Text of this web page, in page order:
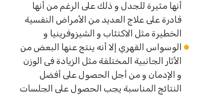
أنها مثيرة للجدل و ذلك على الرغم من أنها
قادرة على علاج العديد من الأمراض النفسية
الخطيرة مثل الاكتئاب و الشيزوفرينيا و
الوسواس القهري إلا أنه ينتج عنها البعض من
الأثار الجانبية المختلفة مثل الزيادة فى الوزن
و الإدمان و من أجل الحصول على أفضل
النتائج المناسبة يجب الحصول على الجلسات